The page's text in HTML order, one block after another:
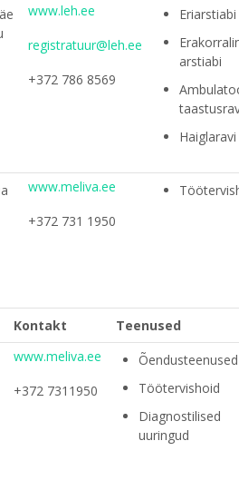
www.leh.ee
registratuur@leh.ee
+372 786 8569
Eriarstiabi
arstiabi
Haiglaravi
www.meliva.ee
+372 731 1950
Kontakt
Teenused
www.meliva.ee
+372 7311950
Õendusteenused
Töötervishoid
Diagnostilised
uuringud